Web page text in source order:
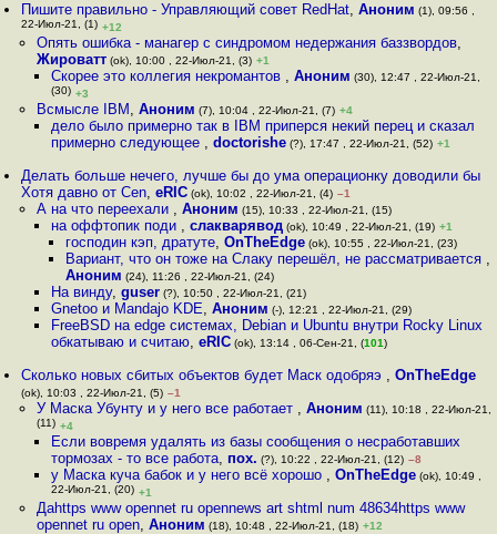
Пишите правильно - Управляющий совет RedHat,Аноним (1), 09:56 ,
22-Июл-21, (1) +12
Опять ошибка - манагер с синдромом недержания баззвордов,
Жироватт(ok), 10:00 , 22-Июл-21, (3) +1
Скорее это коллегия некромантов , Аноним (30), 12:47 , 22-Июл-21,
(30) +3
Всмысле IBM , Аноним (7), 10:04 , 22-Июл-21, (7) +4
дело было примерно так в IBM приперся некий перец и сказал
примерно следующее , doctorishe(?), 17:47 , 22-Июл-21, (52) +1
Делать больше нечего, лучше бы до ума операционку доводили бы
Хотя давно от Cen,eRIC (ok), 10:02 , 22-Июл-21, (4) –1
А на что переехали , Аноним (15), 10:33 , 22-Июл-21, (15)
на оффтопик поди , слакварявод(ok), 10:49 , 22-Июл-21, (19) +1
господин кэп, дратуте,OnTheEdge (ok), 10:55 , 22-Июл-21, (23)
Вариант, что он тоже на Слаку перешёл, не рассматривается ,
Аноним (24), 11:26 , 22-Июл-21, (24)
На винду, guser(?), 10:50 , 22-Июл-21, (21)
Gnetoo и Mandajo KDE, Аноним (-), 12:21 , 22-Июл-21, (29)
FreeBSD на edge системах, Debian и Ubuntu внутри Rocky Linux
обкатываю и считаю, eRIC(ok), 13:14 , 06-Сен-21, (101)
Сколько новых сбитых объектов будет Маск одобряэ ,OnTheEdge
(ok), 10:03 , 22-Июл-21, (5) –1
У Маска Убунту и у него все работает , Аноним (11), 10:18 , 22-Июл-21,
(11) +4
Если вовремя удалять из базы сообщения о несработавших
тормозах - то все работа, пох. (?), 10:22 , 22-Июл-21, (12) –8
у Маска куча бабок и у него всё хорошо , OnTheEdge(ok), 10:49 ,
22-Июл-21, (20) +1
Даhttps www opennet ru opennews art shtml num 48634https www
opennet ru open, Аноним (18), 10:48 , 22-Июл-21, (18) +12